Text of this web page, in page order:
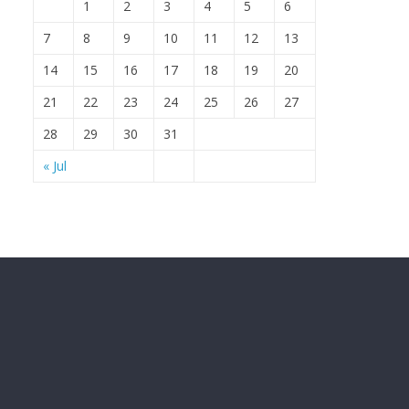
« Jul
1 2 3 4 5
6
7
8 9 10 11 12
13
14
15 16 17 18 19
20
21
22 23 24 25 26
27
28
29 30 31